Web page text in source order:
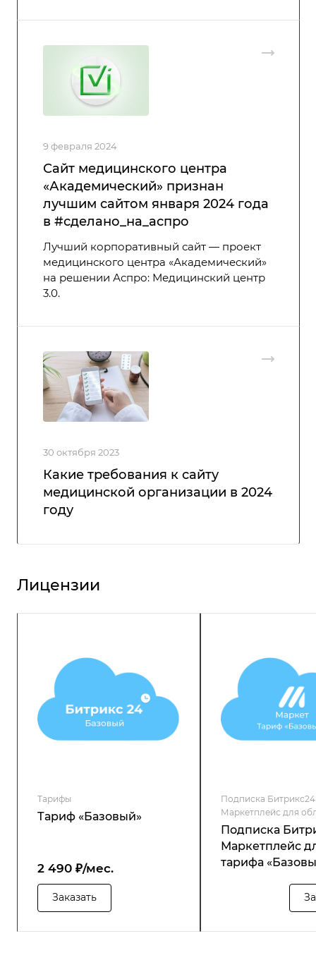
9 февраля 2024
Сайт медицинского центра
«Академический» признан
лучшим сайтом января 2024 года
в #сделано_на_аспро
Лучший корпоративный сайт — проект
медицинского центра «Академический»
на решении Аспро: Медицинский центр
3.0.
30 октября 2023
Какие требования к сайту
медицинской организации в 2024
году
Лицензии
Тарифы
Тариф «Базовый»
2 490 ₽/мес.
Заказать
Подписка Битрикс24
Маркетплейс для
Подписка
Маркетплейс
тарифа